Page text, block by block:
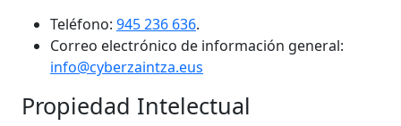
Teléfono: 945 236 636.
Correo electrónico de información general:
info@cyberzaintza.eus
Propiedad Intelectual